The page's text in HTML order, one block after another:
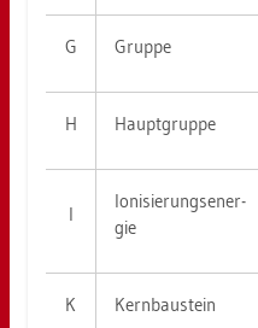
G Grup­pe
H Haupt­grup­pe
I
Io­ni­sie­rungs­en­er­
gie
K Kern­bau­stein